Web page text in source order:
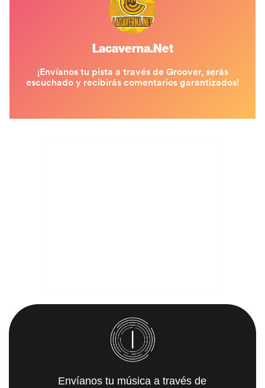
Envíanos tu música a través de